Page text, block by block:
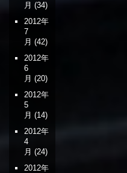
月 (34)
2012年
7
月 (42)
2012年
6
月 (20)
2012年
5
月 (14)
2012年
4
月 (24)
2012年